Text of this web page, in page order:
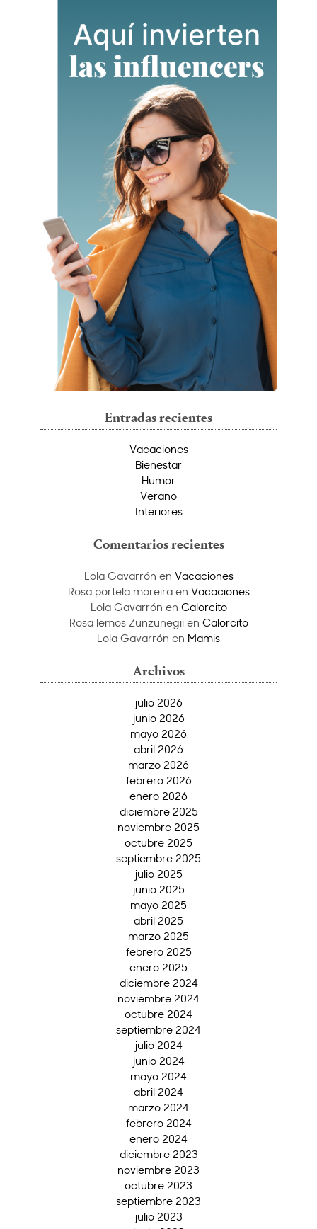
Entradas recientes
Vacaciones
Bienestar
Humor
Verano
Interiores
Comentarios recientes
Lola Gavarrón en Vacaciones
Rosa portela moreiraen Vacaciones
Lola Gavarrón en Calorcito
Rosa lemos Zunzunegiien Calorcito
Lola Gavarrón en Mamis
Archivos
julio 2026
junio 2026
mayo 2026
abril 2026
marzo 2026
febrero 2026
enero 2026
diciembre 2025
noviembre 2025
octubre 2025
septiembre 2025
julio 2025
junio 2025
mayo 2025
abril 2025
marzo 2025
febrero 2025
enero 2025
diciembre 2024
noviembre 2024
octubre 2024
septiembre 2024
julio 2024
junio 2024
mayo 2024
abril 2024
marzo 2024
febrero 2024
enero 2024
diciembre 2023
noviembre 2023
octubre 2023
septiembre 2023
julio 2023